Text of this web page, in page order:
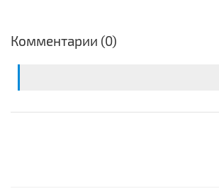
Комментарии (0)